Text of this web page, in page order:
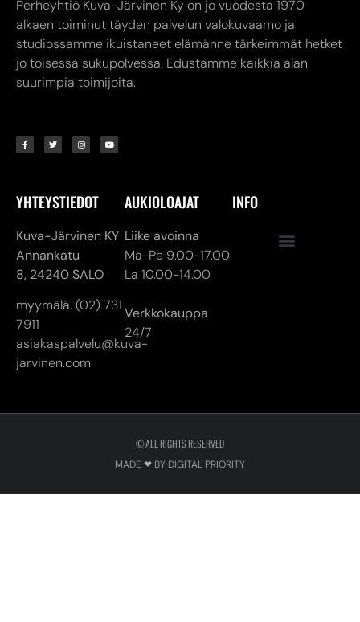
Perheyhtiö Kuva-Järvinen Ky on jo vuodesta 1970
alkaen toiminut täyden palvelun valokuvaamo ja
studiossamme ikuistaneet elämänne tärkeimmät hetket
jo toisessa sukupolvessa. Edustamme kaikkia alan
suurimpia toimijoita.
YHTEYSTIEDOT
Kuva-Järvinen KY
Annankatu
8, 24240 SALO
myymälä. (02) 731
7911
asiakaspalvelu@kuva-
jarvinen.com
AUKIOLOAJAT
Liike avoinna
Ma-Pe 9.00-17.00
La 10.00-14.00
Verkkokauppa
24/7
INFO
© ALL RIGHTS RESERVED
MADE ❤ BY DIGITAL PRIORITY